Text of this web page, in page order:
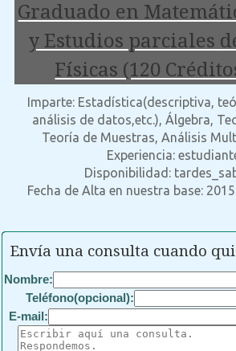
Graduado en
y Estudios parciales
Físicas (120
Imparte: Estadística(descriptiva,
análisis de datos,etc.), Álgebra,
Teoría de Muestras, Análisis
Experiencia:
Disponibilidad:
Fecha de Alta en nuestra base:
Envía una consulta cuando
Nombre:
Teléfono(opcional):
E-mail: